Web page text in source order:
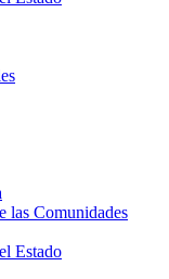
las Comunidades
Estado